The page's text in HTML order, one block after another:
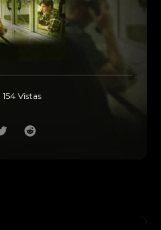
154 Vistas